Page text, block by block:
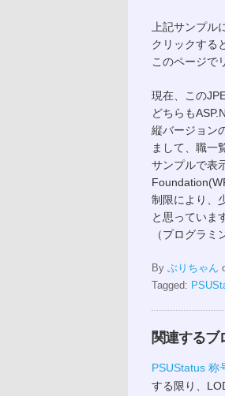
上記サンプ
クリックする
このページで
現在、この
どちらも
縦バージョン
まして、職一
サンプルで表
制限により、
と思っていま
（プログラ
By ぶりちゃん
Tagged:
関連するブ
PSUStatus 称
する限り、